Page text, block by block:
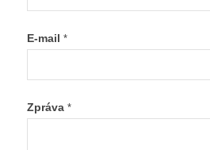
E-mail *
Zpráva *